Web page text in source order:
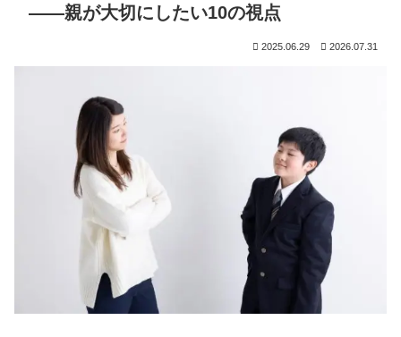
——親が大切にしたい10の視点
2025.06.29 2026.07.31